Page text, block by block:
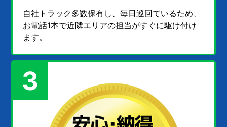
自社トラック多数保有し、毎日巡回ているため、
お電話1本で近隣エリアの担当がすぐに駆け付け
ます。
3